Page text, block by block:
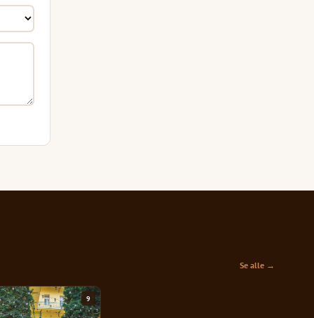
Se alle →
9